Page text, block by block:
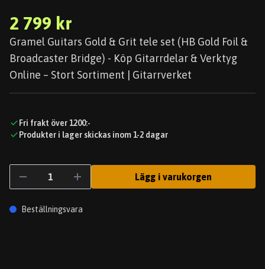
2 799 kr
Gramel Guitars Gold & Grit tele set (HB Gold Foil &
Broadcaster Bridge) - Köp Gitarrdelar & Verktyg
Online – Stort Sortiment | Gitarrverket
Fri frakt över 1200:-
Produkter i lager skickas inom 1-2 dagar
Lägg i varukorgen
Beställningsvara